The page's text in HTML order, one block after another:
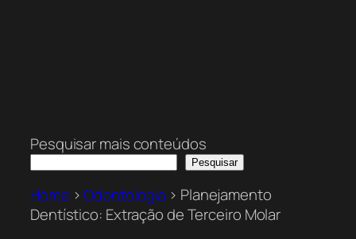
Pesquisar mais conteúdos
Pesquisar
Home >Odontologia > Planejamento
Dentístico: Extração de Terceiro Molar